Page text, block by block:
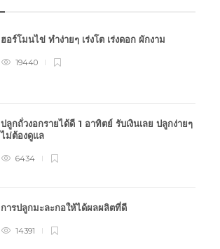
ฮอร์โมนไข่ ทำง่ายๆ เร่งโต เร่งดอก ผักงาม
19440
ปลูกถั่วงอกรายได้ดี 1 อาทิตย์ รับเงินเลย ปลูกง่ายๆ
ไม่ต้องดูแล
6434
การปลูกมะละกอให้ได้ผลผลิตที่ดี
14391